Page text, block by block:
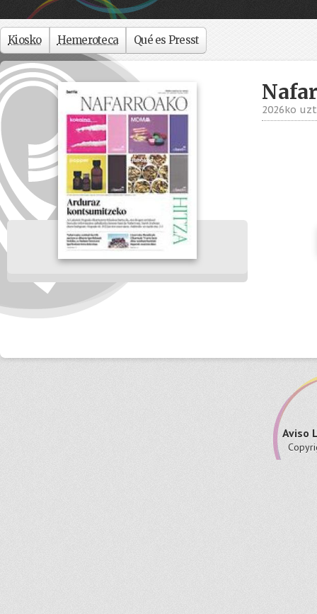
Kiosko Hemeroteca Qué es Presst
2026ko
Aviso